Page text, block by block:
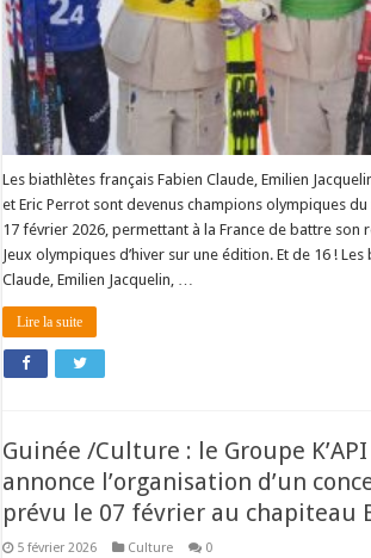
Les biathlètes français Fabien Claude, Emilien
et Eric Perrot sont devenus champions olympiques
17 février 2026, permettant à la France de battre son
Jeux olympiques d’hiver sur une édition. Et de 16 ! Les
Claude, Emilien Jacquelin, …
Lire la suite
Guinée /Culture : le Groupe
annonce l’organisation d’un
prévu le 07 février au chapiteau
5 février 2026 Culture 0